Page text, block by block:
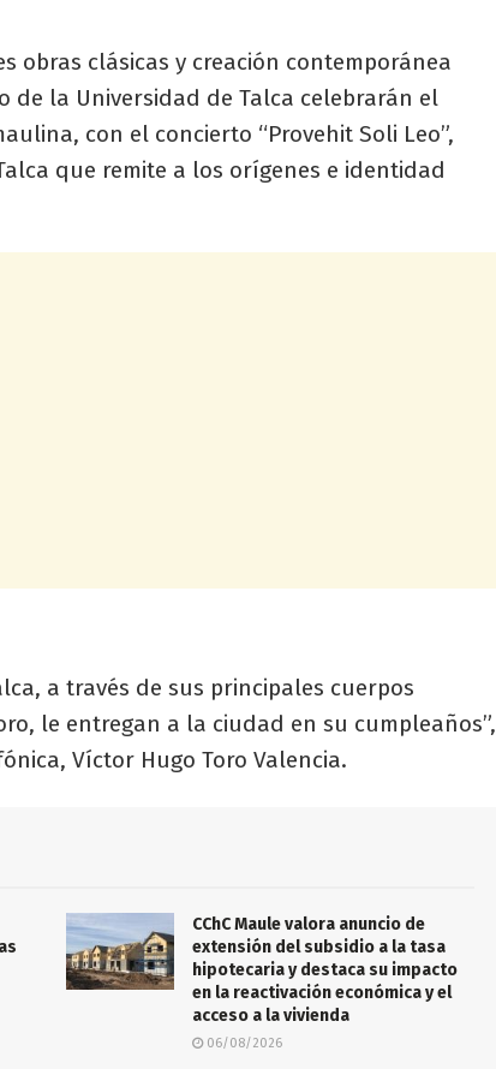
obras clásicas y creación contemporánea
de la Universidad de Talca celebrarán el
con el concierto “Provehit Soli Leo”,
que remite a los orígenes e identidad
a través de sus principales cuerpos
le entregan a la ciudad en su cumpleaños”,
Víctor Hugo Toro Valencia.
CChC Maule valora anuncio de
extensión del subsidio a la tasa
hipotecaria y destaca su impacto
en la reactivación económica y el
acceso a la vivienda
06/08/2026